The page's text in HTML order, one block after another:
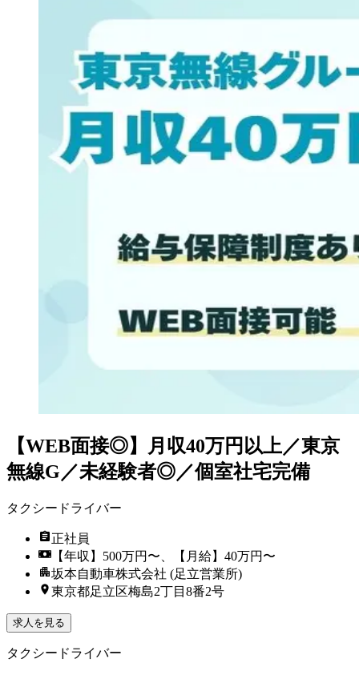
【WEB面接◎】月収40万円以上／東京
無線G／未経験者◎／個室社宅完備
タクシードライバー
正社員
【年収】500万円〜、【月給】40万円〜
坂本自動車株式会社 (足立営業所)
東京都足立区梅島2丁目8番2号
求人を見る
タクシードライバー